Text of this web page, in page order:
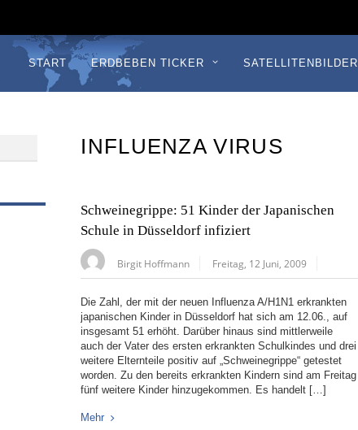
START ERDBEBEN TICKER SATELLITENBILDER
INFLUENZA VIRUS
Schweinegrippe: 51 Kinder der Japanischen
Schule in Düsseldorf infiziert
Birgit Hoffmann Freitag, 12 Juni, 2009
Die Zahl, der mit der neuen Influenza A/H1N1 erkrankten
japanischen Kinder in Düsseldorf hat sich am 12.06., auf
insgesamt 51 erhöht. Darüber hinaus sind mittlerweile
auch der Vater des ersten erkrankten Schulkindes und drei
weitere Elternteile positiv auf „Schweinegrippe“ getestet
worden. Zu den bereits erkrankten Kindern sind am Freitag
fünf weitere Kinder hinzugekommen. Es handelt […]
Mehr